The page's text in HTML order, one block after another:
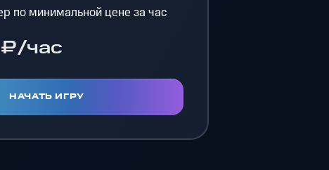
по минимальной цене за час
час
НАЧАТЬ ИГРУ